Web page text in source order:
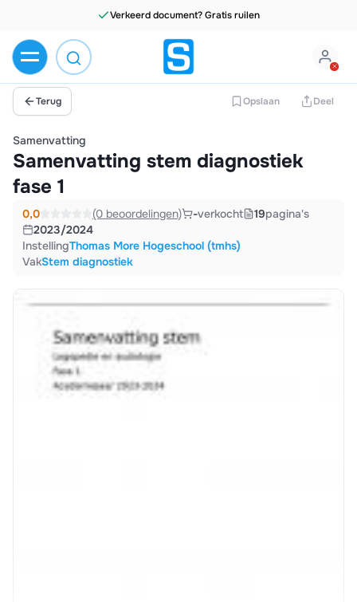
Verkeerd document? Gratis ruilen
Terug Opslaan Deel
Samenvatting
Samenvatting stem diagnostiek
fase 1
0,0 (0 beoordelingen) -verkocht 19pagina's
2023/2024
InstellingThomas More Hogeschool (tmhs)
VakStem diagnostiek